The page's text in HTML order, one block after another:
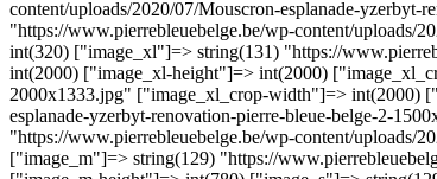
content/uploads/2020/07/Mouscron-esplanade-
"https://www.pierrebleuebelge.be/wp-content/uploads/
int(320) ["image_xl"]=> string(131) "https://
int(2000) ["image_xl-height"]=> int(2000)
2000x1333.jpg" ["image_xl_crop-width"]=> int(2000)
esplanade-yzerbyt-renovation-pierre-bleue-belge-2-
"https://www.pierrebleuebelge.be/wp-content/uploads/
["image_m"]=> string(129) "https://